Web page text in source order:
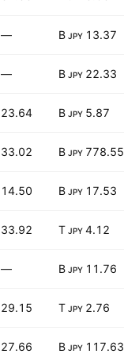
13.37 B
JPY
—
22.33 B
JPY
—
5.87 B
JPY
23.64
778.55 B
JPY
33.02
17.53 B
JPY
14.50
4.12 T
JPY
33.92
11.76 B
JPY
—
2.76 T
JPY
29.15
117.63 B
JPY
27.66